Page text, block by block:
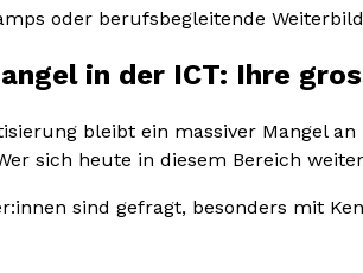
oder berufsbegleitende
in der ICT: Ihre
bleibt ein massiver Mangel
sich heute in diesem Bereich
sind gefragt, besonders mit